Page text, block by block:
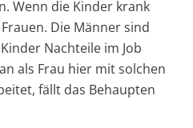
Wenn die Kinder krank
Die Männer sind
Nachteile im Job
als Frau hier mit solchen
fällt das Behaupten